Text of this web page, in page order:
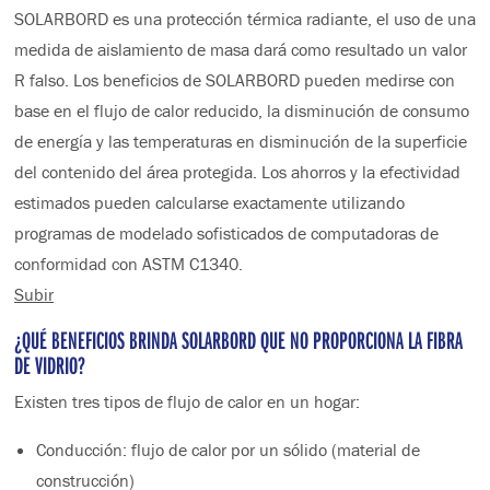
SOLARBORD es una protección térmica radiante, el uso de una
medida de aislamiento de masa dará como resultado un valor
R falso. Los beneficios de SOLARBORD pueden medirse con
base en el flujo de calor reducido, la disminución de consumo
de energía y las temperaturas en disminución de la superficie
del contenido del área protegida. Los ahorros y la efectividad
estimados pueden calcularse exactamente utilizando
programas de modelado sofisticados de computadoras de
conformidad con ASTM C1340.
Subir
¿QUÉ BENEFICIOS BRINDA SOLARBORD QUE NO PROPORCIONA LA FIBRA
DE VIDRIO?
Existen tres tipos de flujo de calor en un hogar:
Conducción: flujo de calor por un sólido (material de
construcción)